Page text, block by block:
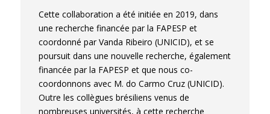
Cette collaboration a été initiée en 2019, dans
une recherche financée par la FAPESP et
coordonné par Vanda Ribeiro (UNICID), et se
poursuit dans une nouvelle recherche, également
financée par la FAPESP et que nous co-
coordonnons avec M. do Carmo Cruz (UNICID).
Outre les collègues brésiliens venus de
nombreuses universités, à cette recherche